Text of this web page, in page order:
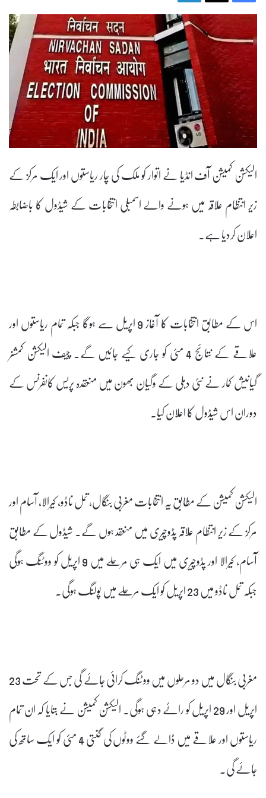
الیکشن کمیشن آف انڈیا نے اتوار کو ملک کی چار ریاستوں اور ایک مرکز کے
زیر انتظام علاقہ میں ہونے والے اسمبلی انتخابات کے شیڈول کا باضابطہ
اعلان کردیا ہے۔
اس کے مطابق انتخابات کا آغاز 9 اپریل سے ہوگا جبکہ تمام ریاستوں اور
علاقے کے نتائج 4 مئی کو جاری کیے جائیں گے۔ چیف الیکشن کمشنر
گیانیش کمار نے نئی دہلی کے وگیان بھون میں منعقدہ پریس کانفرنس کے
دوران اس شیڈول کا اعلان کیا۔
الیکشن کمیشن کے مطابق یہ انتخابات مغربی بنگال، تمل ناڈو، کیرالا، آسام اور
مرکز کے زیر انتظام علاقہ پڈوچیری میں منعقد ہوں گے۔ شیڈول کے مطابق
آسام، کیرالا اور پڈوچیری میں ایک ہی مرحلے میں 9 اپریل کو ووٹنگ ہوگی
جبکہ تمل ناڈو میں 23 اپریل کو ایک مرحلے میں پولنگ ہوگی۔
مغربی بنگال میں دو مرحلوں میں ووٹنگ کرائی جائے گی جس کے تحت 23
اپریل اور 29 اپریل کو رائے دہی ہوگی۔ الیکشن کمیشن نے بتایا کہ ان تمام
ریاستوں اور علاقے میں ڈالے گئے ووٹوں کی گنتی 4 مئی کو ایک ساتھ کی
جائے گی۔